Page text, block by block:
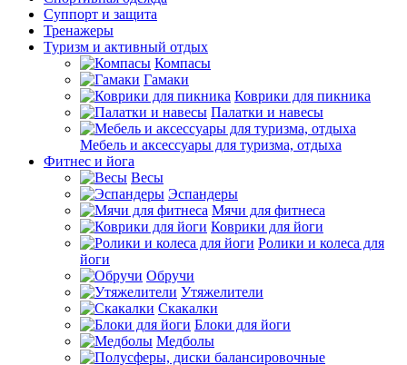
Суппорт и защита
Тренажеры
Туризм и активный отдых
Компасы
Гамаки
Коврики для пикника
Палатки и навесы
Мебель и аксессуары для туризма, отдыха
Фитнес и йога
Весы
Эспандеры
Мячи для фитнеса
Коврики для йоги
Ролики и колеса для
йоги
Обручи
Утяжелители
Скакалки
Блоки для йоги
Медболы